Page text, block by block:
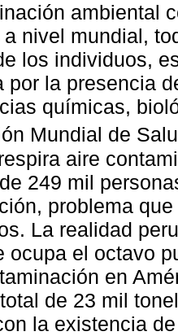
ambiental
nivel mundial,
los individuos,
por la presencia
químicas,
Mundial de
aire
249 mil
problema
La realidad
ocupa el octavo
en
de 23 mil
la existencia